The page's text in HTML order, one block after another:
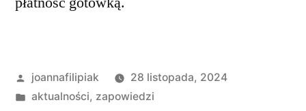
Opublikowane
przez
joannafilipiak
28 listopada, 2024
Opublikowano
aktualności, zapowiedzi